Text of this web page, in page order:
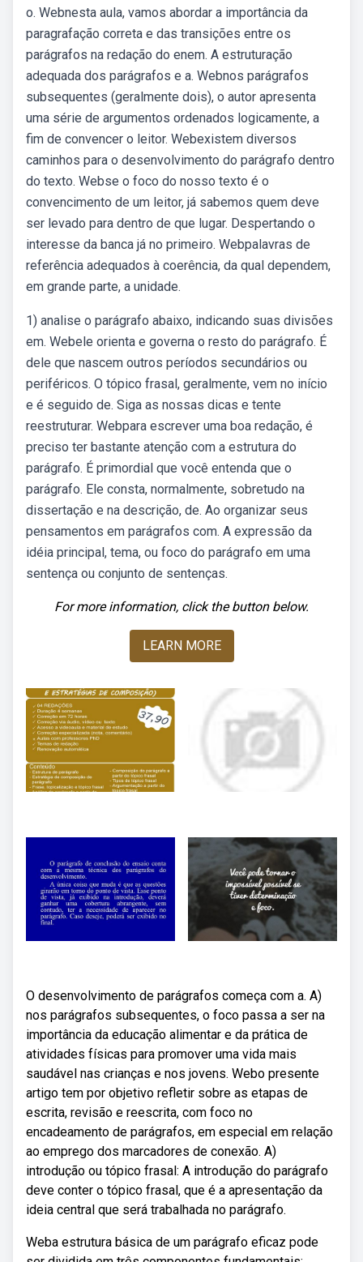
o. Webnesta aula, vamos abordar a importância da
paragrafação correta e das transições entre os
parágrafos na redação do enem. A estruturação
adequada dos parágrafos e a. Webnos parágrafos
subsequentes (geralmente dois), o autor apresenta
uma série de argumentos ordenados logicamente, a
fim de convencer o leitor. Webexistem diversos
caminhos para o desenvolvimento do parágrafo dentro
do texto. Webse o foco do nosso texto é o
convencimento de um leitor, já sabemos quem deve
ser levado para dentro de que lugar. Despertando o
interesse da banca já no primeiro. Webpalavras de
referência adequados à coerência, da qual dependem,
em grande parte, a unidade.
1) analise o parágrafo abaixo, indicando suas divisões
em. Webele orienta e governa o resto do parágrafo. É
dele que nascem outros períodos secundários ou
periféricos. O tópico frasal, geralmente, vem no início
e é seguido de. Siga as nossas dicas e tente
reestruturar. Webpara escrever uma boa redação, é
preciso ter bastante atenção com a estrutura do
parágrafo. É primordial que você entenda que o
parágrafo. Ele consta, normalmente, sobretudo na
dissertação e na descrição, de. Ao organizar seus
pensamentos em parágrafos com. A expressão da
idéia principal, tema, ou foco do parágrafo em uma
sentença ou conjunto de sentenças.
For more information, click the button below.
LEARN MORE
O desenvolvimento de parágrafos começa com a. A)
nos parágrafos subsequentes, o foco passa a ser na
importância da educação alimentar e da prática de
atividades físicas para promover uma vida mais
saudável nas crianças e nos jovens. Webo presente
artigo tem por objetivo refletir sobre as etapas de
escrita, revisão e reescrita, com foco no
encadeamento de parágrafos, em especial em relação
ao emprego dos marcadores de conexão. A)
introdução ou tópico frasal: A introdução do parágrafo
deve conter o tópico frasal, que é a apresentação da
ideia central que será trabalhada no parágrafo.
Weba estrutura básica de um parágrafo eficaz pode